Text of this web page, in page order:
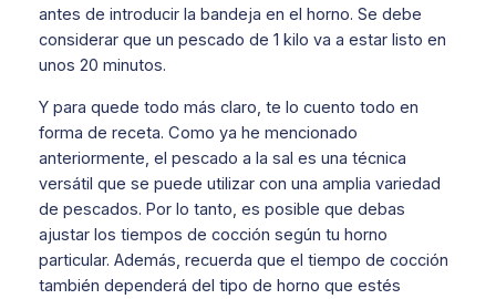
antes de introducir la bandeja en el horno. Se debe
considerar que un pescado de 1 kilo va a estar listo en
unos 20 minutos.
Y para quede todo más claro, te lo cuento todo en
forma de receta. Como ya he mencionado
anteriormente, el pescado a la sal es una técnica
versátil que se puede utilizar con una amplia variedad
de pescados. Por lo tanto, es posible que debas
ajustar los tiempos de cocción según tu horno
particular. Además, recuerda que el tiempo de cocción
también dependerá del tipo de horno que estés